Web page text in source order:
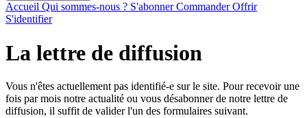
Accueil Qui sommes-nous ? S'abonnerCommanderOffrir
S'identifier
La lettre de diffusion
Vous n'êtes actuellement pas identifié-e sur le site. Pour recevoir une
fois par mois notre actualité ou vous désabonner de notre lettre de
diffusion, il suffit de valider l'un des formulaires suivant.